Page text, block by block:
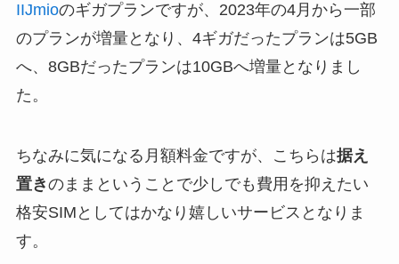
IIJmioのギガプランですが、2023年の4月から一部
のプランが増量となり、4ギガだったプランは5GB
へ、8GBだったプランは10GBへ増量となりまし
た。
ちなみに気になる月額料金ですが、こちらは据え
置きのままということで少しでも費用を抑えたい
格安SIMとしてはかなり嬉しいサービスとなりま
す。